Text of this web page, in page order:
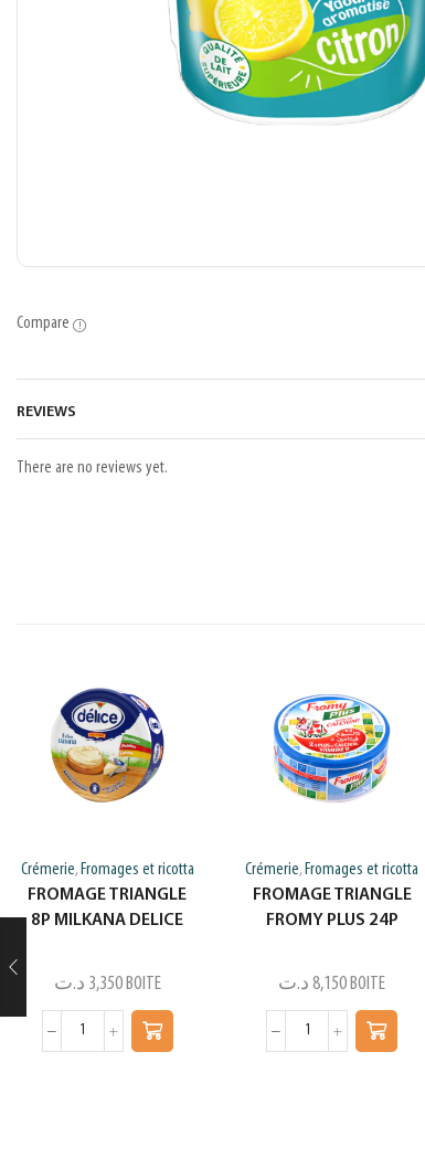
Compare
REVIEWS
There are no reviews yet.
Crémerie, Fromages et ricotta
FROMAGE TRIANGLE
8P MILKANA DELICE
3,350 د.ت BOITE
Crémerie,Fromages et ricotta
FROMAGE TRIANGLE
FROMY PLUS 24P
8,150 د.ت BOITE